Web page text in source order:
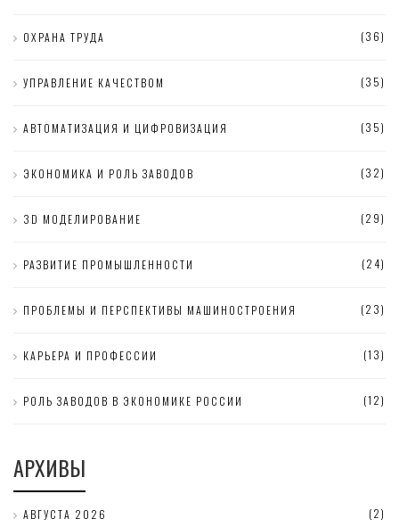
ОХРАНА ТРУДА (36)
УПРАВЛЕНИЕ КАЧЕСТВОМ (35)
АВТОМАТИЗАЦИЯ И ЦИФРОВИЗАЦИЯ (35)
ЭКОНОМИКА И РОЛЬ ЗАВОДОВ (32)
3D МОДЕЛИРОВАНИЕ (29)
РАЗВИТИЕ ПРОМЫШЛЕННОСТИ (24)
ПРОБЛЕМЫ И ПЕРСПЕКТИВЫ МАШИНОСТРОЕНИЯ (23)
КАРЬЕРА И ПРОФЕССИИ (13)
РОЛЬ ЗАВОДОВ В ЭКОНОМИКЕ РОССИИ (12)
АРХИВЫ
АВГУСТА 2026 (2)